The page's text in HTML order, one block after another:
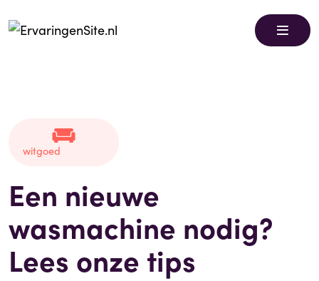
witgoed
Een nieuwe
wasmachine nodig?
Lees onze tips